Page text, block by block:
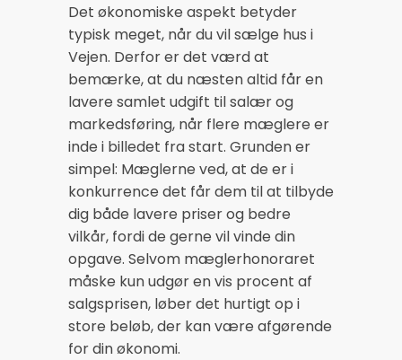
Det økonomiske aspekt betyder
typisk meget, når du vil sælge hus i
Vejen. Derfor er det værd at
bemærke, at du næsten altid får en
lavere samlet udgift til salær og
markedsføring, når flere mæglere er
inde i billedet fra start. Grunden er
simpel: Mæglerne ved, at de er i
konkurrence det får dem til at tilbyde
dig både lavere priser og bedre
vilkår, fordi de gerne vil vinde din
opgave. Selvom mæglerhonoraret
måske kun udgør en vis procent af
salgsprisen, løber det hurtigt op i
store beløb, der kan være afgørende
for din økonomi.